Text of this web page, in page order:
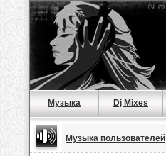
Музыка Dj Mixes
Музыка пользователей